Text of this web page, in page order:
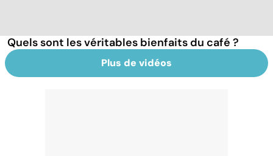
Quels sont les véritables bienfaits du café ?
Plus de vidéos